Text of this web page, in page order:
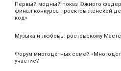
Первый модный показ Южного
финал конкурса проектов женской
код»
Музыка и любовь: ростовскому
Форум многодетных семей
участие?